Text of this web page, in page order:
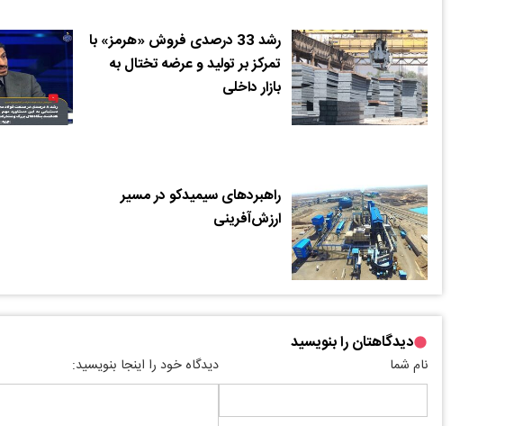
رشد 33 درصدی فروش «هرمز» با
تمرکز بر تولید و عرضه تختال به
بازار داخلی
راهبردهای سیمیدکو در مسیر
ارزش‌آفرینی
دیدگاهتان را بنویسید
نام شما دیدگاه خود را اینجا بنویسید: